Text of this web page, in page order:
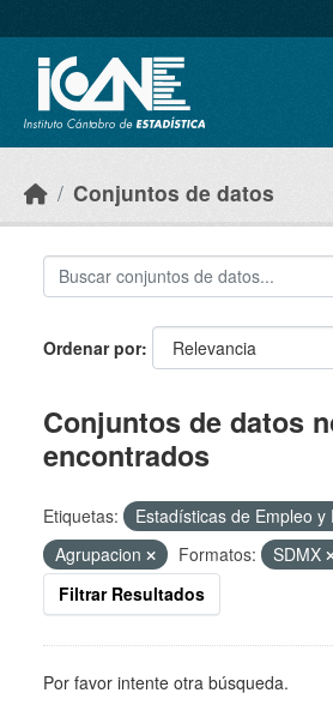
Conjuntos de datos
Ordenar por
Conjuntos de datos
encontrados
Etiquetas:
Estadísticas de Empleo y
Agrupacion
Formatos:
SDMX
Filtrar Resultados
Por favor intente otra búsqueda.